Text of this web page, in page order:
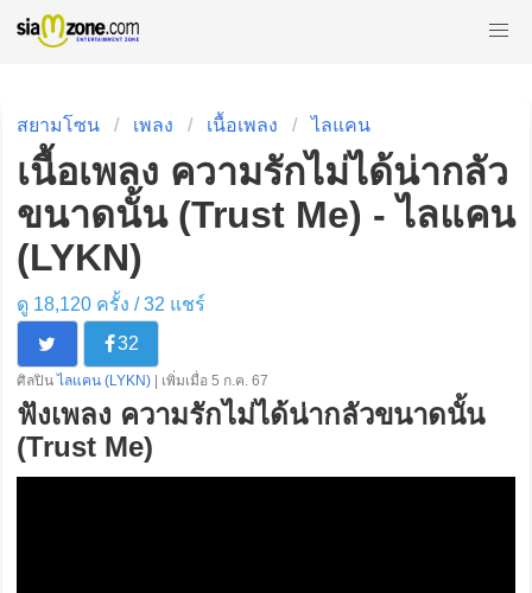
สยามโซน เพลง เนื้อเพลง ไลแคน
เนื้อเพลง ความรักไม่ได้น่ากลัว
ขนาดนั้น (Trust Me) - ไลแคน
(LYKN)
ดู 18,120 ครั้ง /32 แชร์
32
ศิลปิน ไลแคน (LYKN) | เพิ่มเมื่อ 5 ก.ค. 67
ฟังเพลง ความรักไม่ได้น่ากลัวขนาดนั้น
(Trust Me)